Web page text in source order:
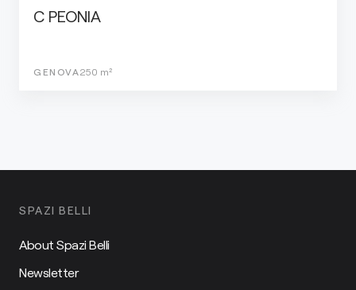
C PEONIA
GENOVA 250 m²
SPAZI BELLI
About Spazi Belli
Newsletter